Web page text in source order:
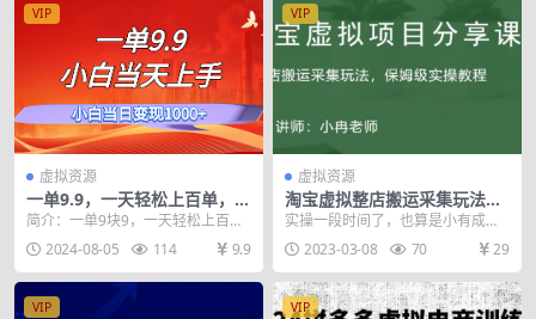
VIP
虚拟资源
一单9.9，一天轻松上百单，不
挑人，小白当天上手，一分钟
一条作品
简介：一单9块9，一天轻松上百
单，特别适合新手小白操作的项
目，作品制作简单， 并...
2024-08-05 114 9.9
VIP
虚拟资源
淘宝虚拟整店搬运采集玩法分
享课：整店搬运采集玩法，保
姆级实操教程
实操一段时间了，也算是小有成
就，搬运的玩法比较简单粗暴，但
是需要有基础的人才能操...
2023-03-08 70 29
VIP VIP